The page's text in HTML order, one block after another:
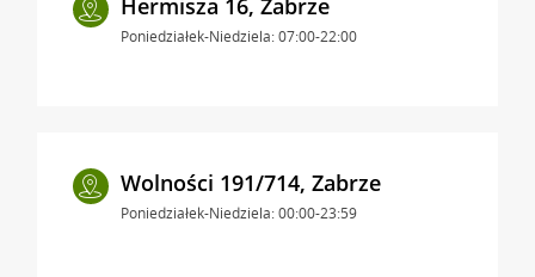
Poniedziałek-Niedziela: 07:00-22:00
Wolności 191/714, Zabrze
Poniedziałek-Niedziela: 00:00-23:59